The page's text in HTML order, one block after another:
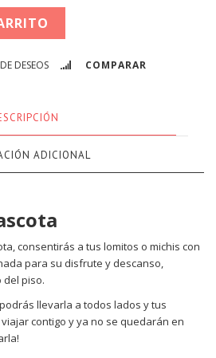
DESEOS COMPARAR
ADICIONAL
consentirás a tus lomitos o michis con
para su disfrute y descanso,
piso.
llevarla a todos lados y tus
contigo y ya no se quedarán en